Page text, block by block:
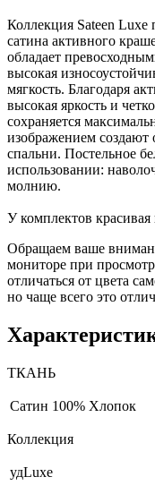
Коллекция Sateen Luxe
сатина активного
обладает
высокая
мягкость. Благодаря
высокая яркость и
сохраняется
изображением создают
спальни. Постельное
использовании:
молнию.
У комплектов
Обращаем ваше
мониторе при
отличаться от цвета
но чаще всего это
ТКАНЬ
Сатин 100% Хлопок
Коллекция
удLuxe